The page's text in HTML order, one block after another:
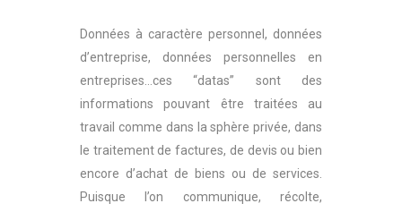
Données à caractère personnel, données
d’entreprise, données personnelles en
entreprises…ces “datas” sont des
informations pouvant être traitées au
travail comme dans la sphère privée, dans
le traitement de factures, de devis ou bien
encore d’achat de biens ou de services.
Puisque l’on communique, récolte,